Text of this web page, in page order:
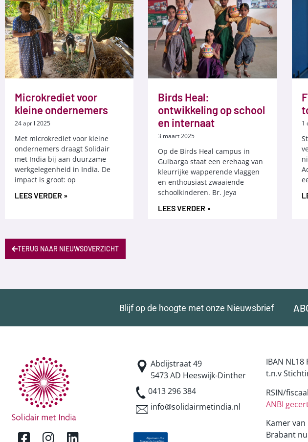
Microkrediet voor
kleine ondernemers
24 april 2025
Met microkrediet voor kleine
ondernemers draagt Solidair
met India bij aan duurzame
werkgelegenheid in India. De
impact is groot: op
LEES VERDER »
Birds Heal:
ontwikkeling op school
en internaat
3 maart 2025
Op de Birds Heal campus in
Gulbarga staat een erehaag van
kleurrijke wapperende vlaggen
en enthousiast zwaaiende
schoolkinderen. Br. Jeya
LEES VERDER »
1
TERUG NAAR NIEUWSOVERZICHT
Blijf op de hoogte met onze Nieuwsbrief
Abdijstraat 49
5473 AD Heeswijk-Dinther
0413 296 384
info@solidairmetindia.nl
IBAN NL18
t.n.v
RSIN/
ANBI
Kamer
Brabant